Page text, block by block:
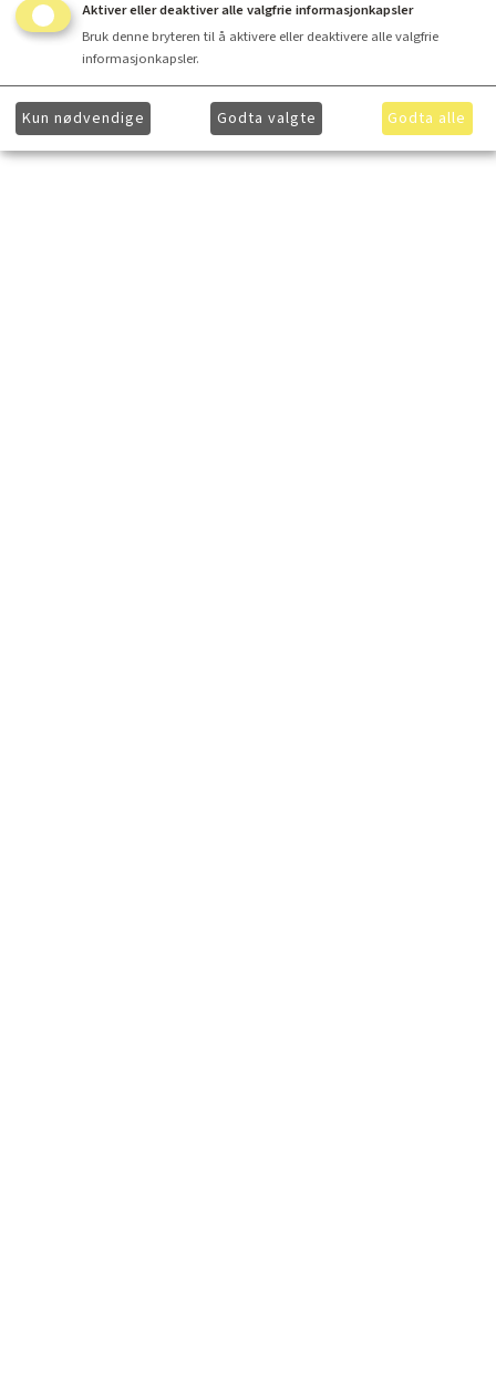
Aktiver eller deaktiver alle valgfrie informasjonkapsler
Bruk denne bryteren til å aktivere eller deaktivere alle valgfrie
informasjonkapsler.
Kun nødvendige Godta valgte Godta alle